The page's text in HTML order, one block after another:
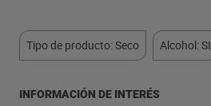
Tipo de producto: Seco Alcohol: SI
INFORMACIÓN DE INTERÉS